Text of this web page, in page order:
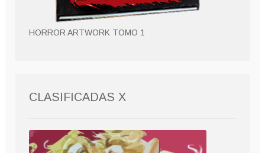
HORROR ARTWORK TOMO 1
CLASIFICADAS X